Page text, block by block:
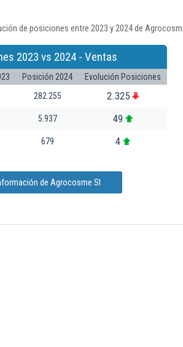
de posiciones entre 2023 y 2024 de
2023 vs 2024 - Ventas
Posición 2024
Evolución Posiciones
282.255 2.325
5.937 49
679 4
de Agrocosme Sl